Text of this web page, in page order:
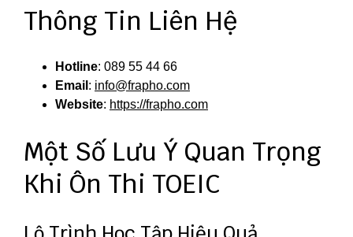
Thông Tin Liên Hệ
Hotline: 089 55 44 66
Email : info@frapho.com
Website: https://frapho.com
Một Số Lưu Ý Quan Trọng
Khi Ôn Thi TOEIC